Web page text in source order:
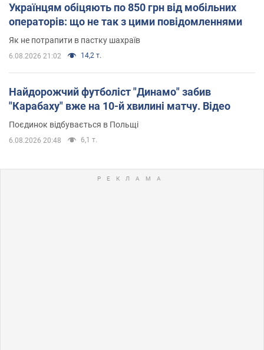
Українцям обіцяють по 850 грн від мобільних
операторів: що не так з цими повідомленнями
Як не потрапити в пастку шахраїв
6.08.2026 21:02 14,2 т.
Найдорожчий футболіст "Динамо" забив
"Карабаху" вже на 10-й хвилині матчу. Відео
Поєдинок відбувається в Польщі
6.08.2026 20:48 6,1 т.